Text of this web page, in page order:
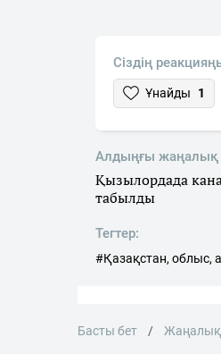
Сіздің
Ұнайды 1
Алдыңғы жаңалық
Қызылордада
табылды
Тегтер:
#Қазақстан, облыс,
Басты бет